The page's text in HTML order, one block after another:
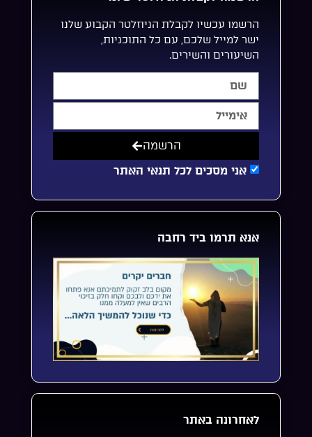
הרשמו עכשיו לקבלת הניוזלטר הקבוע שלנו
ישר למייל שלכם, עם כל התוכניות,
השיעורים והשירים.
אני מסכים לכל תנאי האתר
הרשמה
אנא תרמו ביד רחבה
לאחרונה באתר